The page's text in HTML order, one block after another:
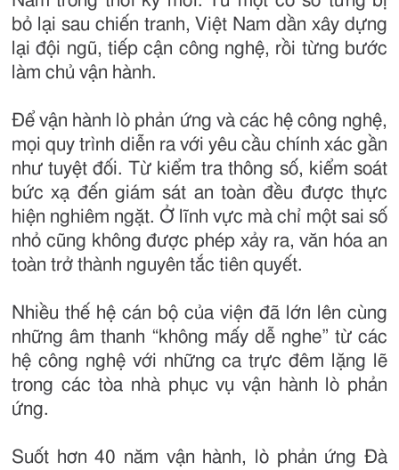
bỏ lại sau chiến tranh, Việt Nam dần xây dựng
lại đội ngũ, tiếp cận công nghệ, rồi từng bước
làm chủ vận hành.
Để vận hành lò phản ứng và các hệ công nghệ,
mọi quy trình diễn ra với yêu cầu chính xác gần
như tuyệt đối. Từ kiểm tra thông số, kiểm soát
bức xạ đến giám sát an toàn đều được thực
hiện nghiêm ngặt. Ở lĩnh vực mà chỉ một sai số
nhỏ cũng không được phép xảy ra, văn hóa an
toàn trở thành nguyên tắc tiên quyết.
Nhiều thế hệ cán bộ của viện đã lớn lên cùng
những âm thanh “không mấy dễ nghe” từ các
hệ công nghệ với những ca trực đêm lặng lẽ
trong các tòa nhà phục vụ vận hành lò phản
ứng.
Suốt hơn 40 năm vận hành, lò phản ứng Đà